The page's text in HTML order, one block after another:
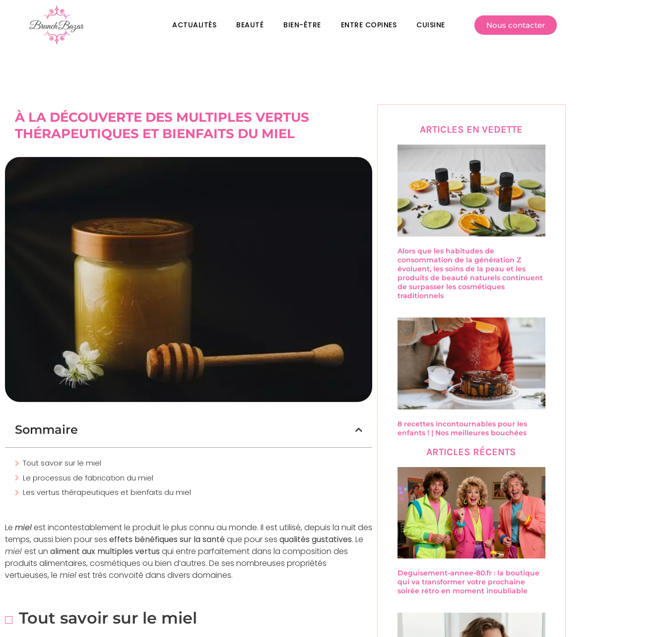
ACTUALITÉS BEAUTÉ BIEN-ÊTRE ENTRE COPINES CUISINE Nous contacter
À LA DÉCOUVERTE DES MULTIPLES VERTUS
THÉRAPEUTIQUES ET BIENFAITS DU MIEL
Sommaire
Tout savoir sur le miel
Le processus de fabrication du miel
Les vertus thérapeutiques et bienfaits du miel
Le mielest incontestablement le produit le plus connu au monde. Il est utilisé, depuis la nuit des
temps, aussi bien pour ses effets bénéfiques sur la santéque pour ses qualités gustatives. Le
miel est un aliment aux multiples vertus qui entre parfaitement dans la composition des
produits alimentaires, cosmétiques ou bien d’autres. De ses nombreuses propriétés
vertueuses, le mielest très convoité dans divers domaines.
Tout savoir sur le miel
ARTICLES EN VEDETTE
Alors que les habitudes de
consommation de la génération Z
évoluent, les soins de la peau et les
produits de beauté naturels continuent
de surpasser les cosmétiques
traditionnels
8 recettes incontournables pour les
enfants ! | Nos meilleures bouchées
ARTICLES RÉCENTS
Deguisement-annee-80.fr : la boutique
qui va transformer votre prochaine
soirée rétro en moment inoubliable